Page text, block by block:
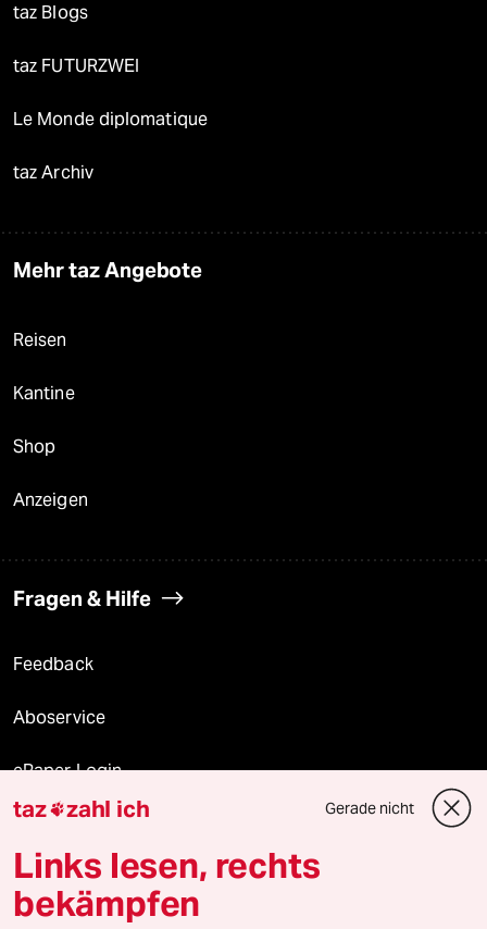
taz Blogs
taz FUTURZWEI
Le Monde diplomatique
taz Archiv
Mehr taz Angebote
Reisen
Kantine
Shop
Anzeigen
Fragen & Hilfe
Feedback
Aboservice
ePaper Login
Downloads für Abonnierende
© 2026 taz Verlags und Vertriebs GmbH
taz zahl ich Gerade nicht
Links lesen, rechts
bekämpfen